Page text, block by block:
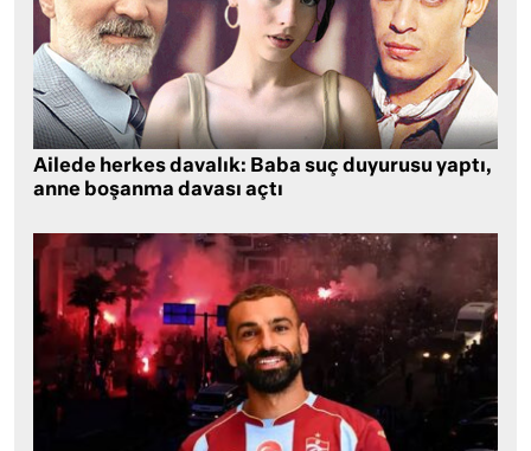
Ailede herkes davalık: Baba suç duyurusu yaptı,
anne boşanma davası açtı